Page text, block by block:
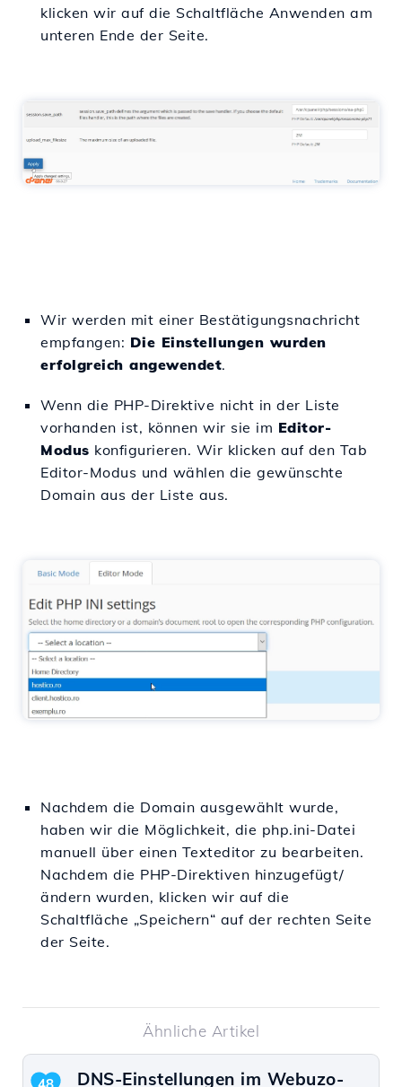
klicken wir auf die Schaltfläche Anwenden am
unteren Ende der Seite.
Wir werden mit einer Bestätigungsnachricht
empfangen: Die Einstellungen wurden
erfolgreich angewendet.
Wenn die PHP-Direktive nicht in der Liste
vorhanden ist, können wir sie im Editor-
Modus konfigurieren. Wir klicken auf den Tab
Editor-Modus und wählen die gewünschte
Domain aus der Liste aus.
Nachdem die Domain ausgewählt wurde,
haben wir die Möglichkeit, die php.ini-Datei
manuell über einen Texteditor zu bearbeiten.
Nachdem die PHP-Direktiven hinzugefügt/
ändern wurden, klicken wir auf die
Schaltfläche „Speichern“ auf der rechten Seite
der Seite.
Ähnliche Artikel
DNS-Einstellungen im Webuzo-